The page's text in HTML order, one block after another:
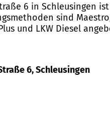
6 in Schleusingen
sind
und LKW Diesel
6, Schleusingen